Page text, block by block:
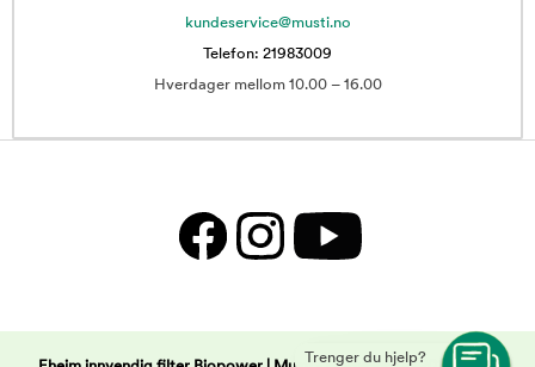
Trenger du hjelp?
kundeservice@musti.no
Telefon: 21983009
Hverdager mellom 10.00 – 16.00